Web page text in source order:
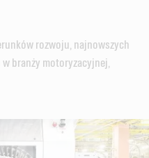
rozwoju, najnowszych
branży motoryzacyjnej,